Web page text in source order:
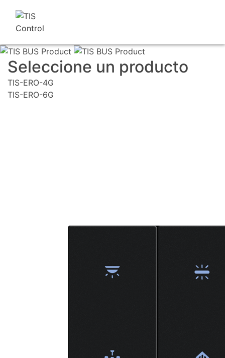
Seleccione un producto
TIS-ERO-4G
TIS-ERO-6G